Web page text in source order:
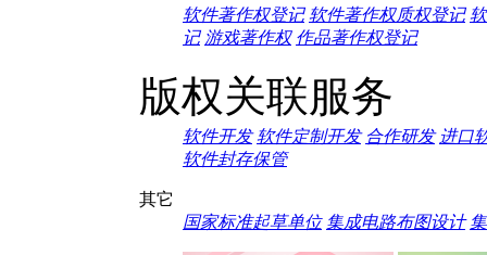
软件著作权登记 软件著作权质权登记
记 游戏著作权 作品著作权登记
版权关联服务
软件开发 软件定制开发 合作研发 进口
软件封存保管
其它
国家标准起草单位 集成电路布图设计